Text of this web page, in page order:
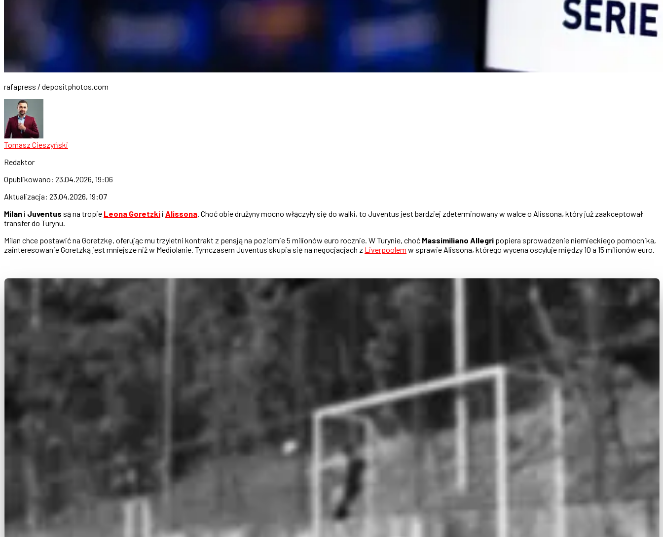
rafapress / depositphotos.com
Tomasz Cieszyński
Redaktor
Opublikowano: 23.04.2026, 19:06
Aktualizacja: 23.04.2026, 19:07
Milan i Juventus są na tropie Leona Goretzki i Alissona. Choć obie drużyny mocno włączyły się do walki, to Juventus jest bardziej zdeterminowany w walce o Alissona, który już zaakceptował
transfer do Turynu.
Milan chce postawić na Goretzkę, oferując mu trzyletni kontrakt z pensją na poziomie 5 milionów euro rocznie. W Turynie, choć Massimiliano Allegri popiera sprowadzenie niemieckiego pomocnika,
zainteresowanie Goretzką jest mniejsze niż w Mediolanie. Tymczasem Juventus skupia się na negocjacjach z Liverpoolem w sprawie Alissona, którego wycena oscyluje między 10 a 15 milionów euro.